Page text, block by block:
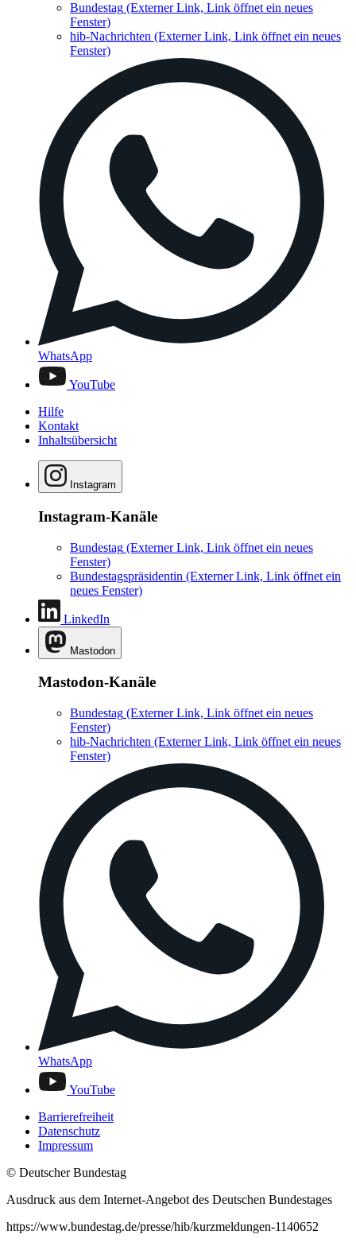
Bundestag (Externer Link, Link öffnet ein neues
Fenster)
hib-Nachrichten (Externer Link, Link öffnet ein neues
Fenster)
WhatsApp
YouTube
Hilfe
Kontakt
Inhaltsübersicht
Instagram
Instagram-Kanäle
Bundestag (Externer Link, Link öffnet ein neues
Fenster)
Bundestagspräsidentin (Externer Link, Link öffnet ein
neues Fenster)
LinkedIn
Mastodon
Mastodon-Kanäle
Bundestag (Externer Link, Link öffnet ein neues
Fenster)
hib-Nachrichten (Externer Link, Link öffnet ein neues
Fenster)
WhatsApp
YouTube
Barrierefreiheit
Datenschutz
Impressum
© Deutscher Bundestag
Ausdruck aus dem Internet-Angebot des Deutschen Bundestages
https://www.bundestag.de/presse/hib/kurzmeldungen-1140652